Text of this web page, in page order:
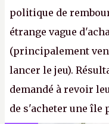
politique de
étrange vague
(principalement
lancer le jeu).
demandé à revoir
de s'acheter une île